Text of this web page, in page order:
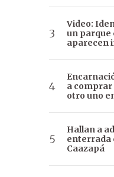
Video:
un parque
aparecen
a comprar
otro uno
Hallan a
enterrada
Caazapá